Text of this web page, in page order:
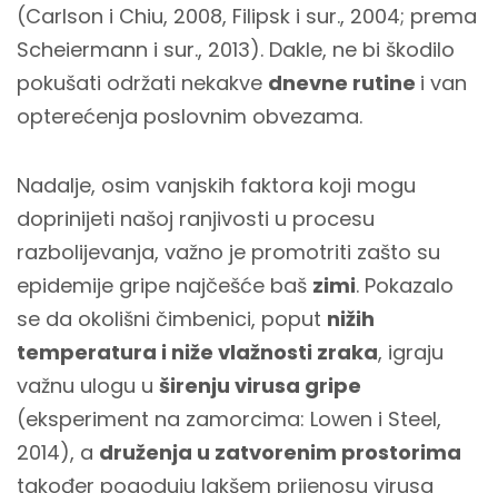
(Carlson i Chiu, 2008, Filipsk i sur., 2004; prema
Scheiermann i sur., 2013). Dakle, ne bi škodilo
pokušati održati nekakve dnevne rutine i van
opterećenja poslovnim obvezama.
Nadalje, osim vanjskih faktora koji mogu
doprinijeti našoj ranjivosti u procesu
razbolijevanja, važno je promotriti zašto su
epidemije gripe najčešće baš zimi. Pokazalo
se da okolišni čimbenici, poput nižih
temperatura i niže vlažnosti zraka, igraju
važnu ulogu u širenju virusa gripe
(eksperiment na zamorcima: Lowen i Steel,
2014), a druženja u zatvorenim prostorima
također pogoduju lakšem prijenosu virusa